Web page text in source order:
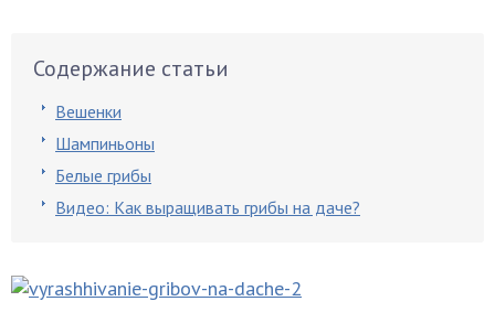
Содержание статьи
Вешенки
Шампиньоны
Белые грибы
Видео: Как выращивать грибы на даче?